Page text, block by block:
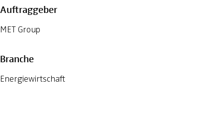
Auftraggeber
MET Group
Branche
Energiewirtschaft